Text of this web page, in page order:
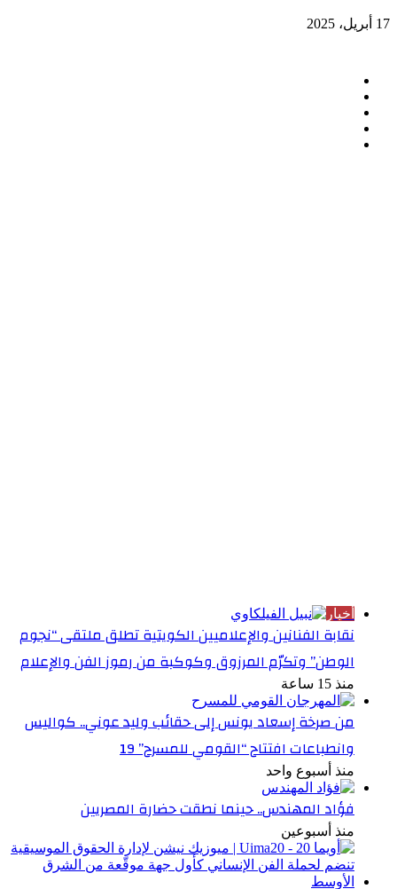
17 أبريل، 2025
أخبار
نقابة الفنانين والإعلاميين الكويتية تطلق ملتقى “نجوم
الوطن” وتكرّم المرزوق وكوكبة من رموز الفن والإعلام
منذ 15 ساعة
من صرخة إسعاد يونس إلى حقائب وليد عوني.. كواليس
وانطباعات افتتاح “القومي للمسرح” 19
منذ أسبوع واحد
فؤاد المهندس.. حينما نطقت حضارة المصريين
منذ أسبوعين